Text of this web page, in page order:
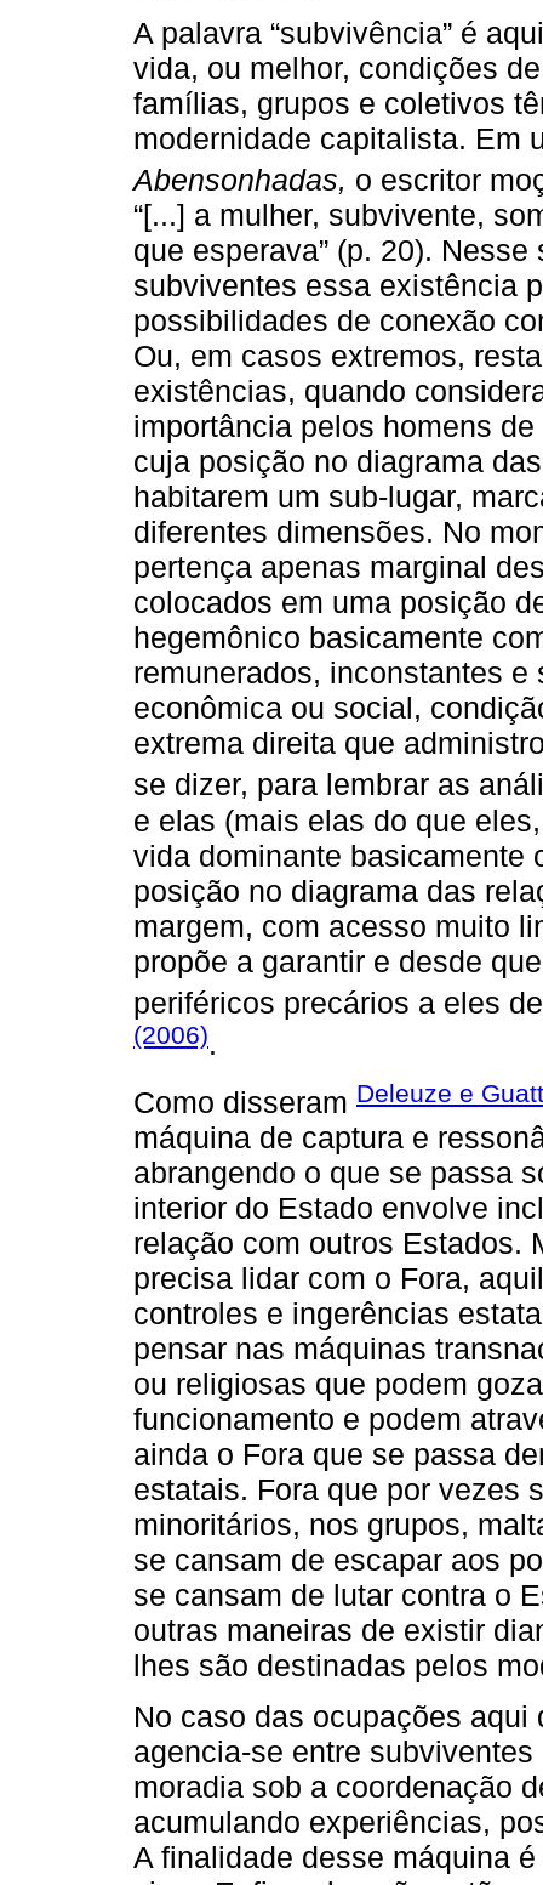
A palavra “subvivência” é
vida, ou melhor, condições
famílias, grupos e coletivos
modernidade capitalista. Em
Abensonhadas, o escritor
“[...] a mulher, subvivente,
que esperava” (p. 20).
subviventes essa existência
possibilidades de conexão
Ou, em casos extremos,
existências, quando
importância pelos homens
cuja posição no diagrama
habitarem um sub-lugar,
diferentes dimensões. No
pertença apenas marginal
colocados em uma posição
hegemônico basicamente
remunerados, inconstantes
econômica ou social,
extrema direita que
se dizer, para lembrar as
e elas (mais elas do que
vida dominante basicamente
posição no diagrama das
margem, com acesso muito
propõe a garantir e desde
periféricos precários a eles
(2006).
Como disseram Deleuze e
máquina de captura e
abrangendo o que se passa
interior do Estado envolve
relação com outros Estados.
precisa lidar com o Fora,
controles e ingerências
pensar nas máquinas
ou religiosas que podem
funcionamento e podem
ainda o Fora que se passa
estatais. Fora que por vezes
minoritários, nos grupos,
se cansam de escapar aos
se cansam de lutar contra o
outras maneiras de existir
lhes são destinadas pelos
No caso das ocupações
agencia-se entre
moradia sob a coordenação
acumulando experiências,
A finalidade desse máquina